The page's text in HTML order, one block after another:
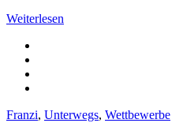
Weiterlesen
Franzi, Unterwegs, Wettbewerbe